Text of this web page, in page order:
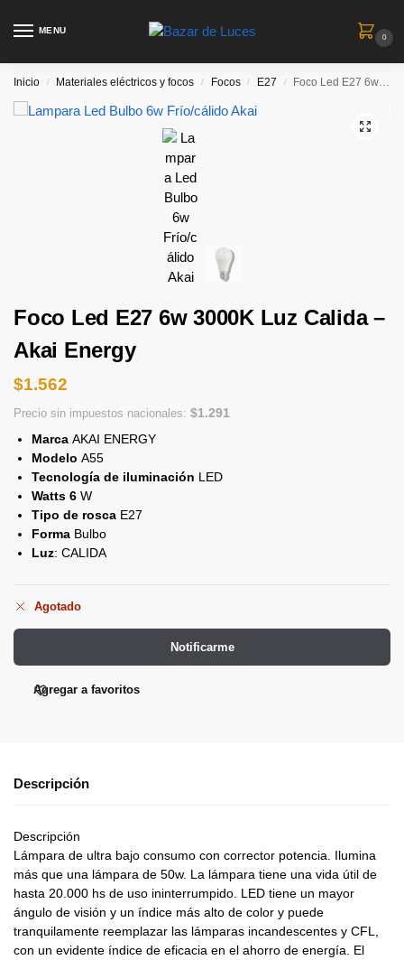
MENU
0
Inicio / Materiales eléctricos y focos / Focos / E27 / Foco Led E27 6w 3000K Luz Calida – Akai Energy
Foco Led E27 6w 3000K Luz Calida –
Akai Energy
$1.562
Precio sin impuestos nacionales: $1.291
Marca AKAI ENERGY
Modelo A55
Tecnología de iluminación LED
Watts 6 W
Tipo de rosca E27
Forma Bulbo
Luz: CALIDA
Agotado
Notificarme
Agregar a favoritos
Descripción
Descripción
Lámpara de ultra bajo consumo con corrector potencia. Ilumina
más que una lámpara de 50w. La lámpara tiene una vida útil de
hasta 20.000 hs de uso ininterrumpido. LED tiene un mayor
ángulo de visión y un índice más alto de color y puede
tranquilamente reemplazar las lámparas incandescentes y CFL,
con un evidente índice de eficacia en el ahorro de energía. El